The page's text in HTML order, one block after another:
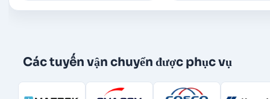
Các tuyến vận chuyển được phục vụ